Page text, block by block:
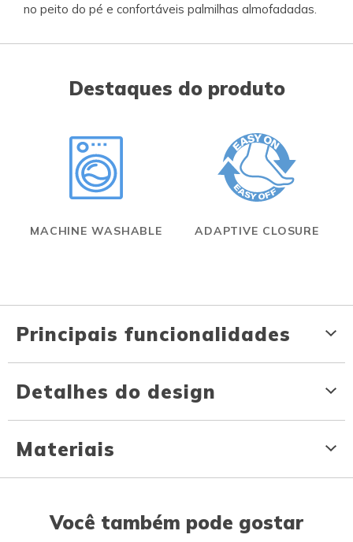
no peito do pé e confortáveis palmilhas almofadadas.
Destaques do produto
MACHINE WASHABLE ADAPTIVE CLOSURE
Principais funcionalidades
Detalhes do design
Materiais
Você também pode gostar